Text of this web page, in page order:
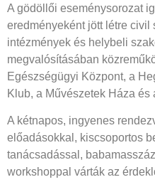
A gödöllői eseménysorozat
eredményeként jött létre civil
intézmények és helybeli
megvalósításában
Egészségügyi Központ, a
Klub, a Művészetek Háza
A kétnapos, ingyenes
előadásokkal, kiscsoportos
tanácsadással,
workshoppal várták az